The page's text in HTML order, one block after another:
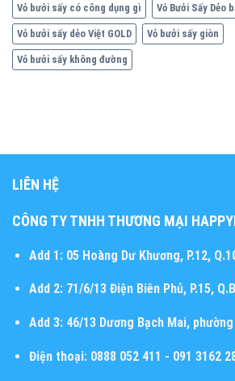
Vỏ bưởi sấy có công dụng gì Vỏ Bưởi Sấy Dẻo
Vỏ bưởi sấy dẻo Việt GOLD Vỏ bưởi sấy giòn
Vỏ bưởi sấy không đường
LIÊN HỆ
CÔNG TY TNHH THƯƠNG MẠI
Add 1:05 Hoàng Dư Khương, P.12,
Add 2:71/6/13 Điện Biên Phủ, P.15,
Add 3:46/13 Dương Bạch Mai, phường
Điện thoại:0888 052 411 - 091 3162